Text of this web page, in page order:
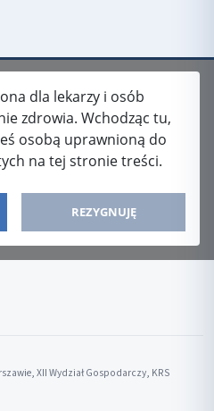
dla lekarzy i osób
zdrowia. Wchodząc tu,
osobą uprawnioną do
na tej stronie treści.
REZYGNUJĘ
XII Wydział Gospodarczy, KRS